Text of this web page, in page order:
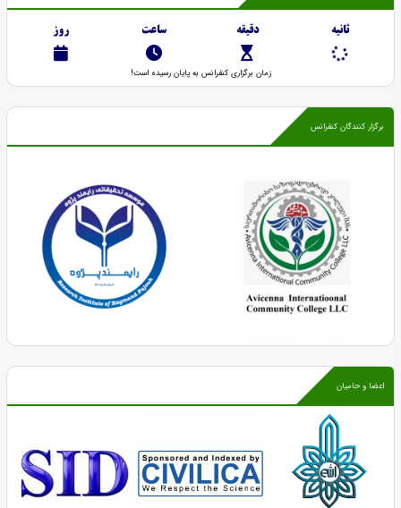
ثانیه دقیقه ساعت روز
زمان برگزاری کنفرانس به پایان رسیده است!
برگزار کنندگان کنفرانس
اعضا و حامیان